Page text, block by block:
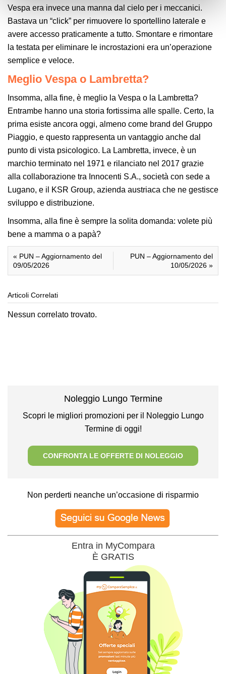
Vespa era invece una manna dal cielo per i meccanici.
Bastava un “click” per rimuovere lo sportellino laterale e
avere accesso praticamente a tutto. Smontare e rimontare
la testata per eliminare le incrostazioni era un’operazione
semplice e veloce.
Meglio Vespa o Lambretta?
Insomma, alla fine, è meglio la Vespa o la Lambretta?
Entrambe hanno una storia fortissima alle spalle. Certo, la
prima esiste ancora oggi, almeno come brand del Gruppo
Piaggio, e questo rappresenta un vantaggio anche dal
punto di vista psicologico. La Lambretta, invece, è un
marchio terminato nel 1971 e rilanciato nel 2017 grazie
alla collaborazione tra Innocenti S.A., società con sede a
Lugano, e il KSR Group, azienda austriaca che ne gestisce
sviluppo e distribuzione.
Insomma, alla fine è sempre la solita domanda: volete più
bene a mamma o a papà?
« PUN – Aggiornamento del
09/05/2026
PUN – Aggiornamento del
10/05/2026 »
Articoli Correlati
Nessun correlato trovato.
Noleggio Lungo Termine
Scopri le migliori promozioni per il Noleggio Lungo
Termine di oggi!
CONFRONTA LE OFFERTE DI NOLEGGIO
Non perderti neanche un’occasione di risparmio
Entra in MyCompara
È GRATIS